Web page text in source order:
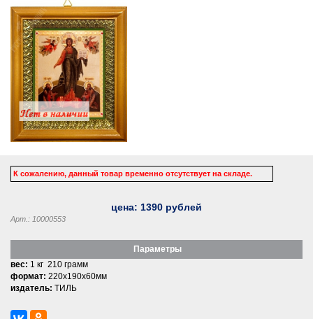
К сожалению, данный товар временно отсутствует на складе.
цена: 1390 рублей
Арт.: 10000553
Параметры
вес: 1 кг 210 грамм
формат: 220x190x60мм
издатель: ТИЛЬ